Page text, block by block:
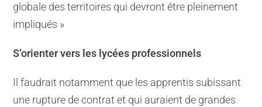
globale des territoires qui devront être pleinement
impliqués »
S’orienter vers les lycées professionnels
Il faudrait notamment que les apprentis subissant
une rupture de contrat et qui auraient de grandes